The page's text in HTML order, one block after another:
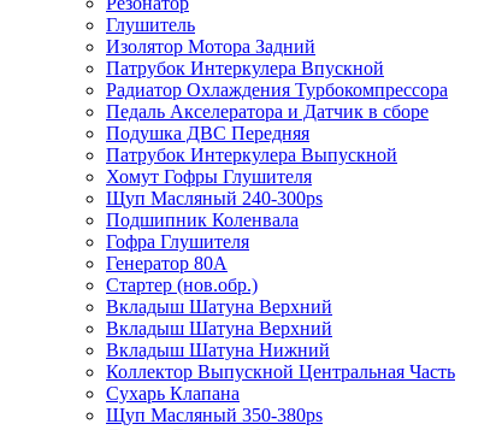
Глушитель
Изолятор Мотора Задний
Патрубок Интеркулера Впускной
Радиатор Охлаждения Турбокомпрессора
Педаль Акселератора и Датчик в сборе
Подушка ДВС Передняя
Патрубок Интеркулера Выпускной
Хомут Гофры Глушителя
Щуп Масляный 240-300ps
Подшипник Коленвала
Гофра Глушителя
Генератор 80A
Стартер (нов.обр.)
Вкладыш Шатуна Верхний
Вкладыш Шатуна Верхний
Вкладыш Шатуна Нижний
Коллектор Выпускной Центральная Часть
Сухарь Клапана
Щуп Масляный 350-380ps